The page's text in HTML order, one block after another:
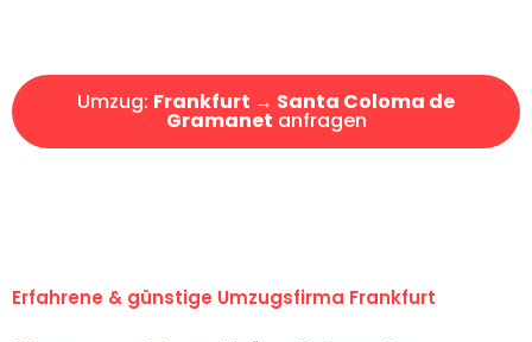
Umzug: Frankfurt → Santa Coloma de
Gramanet anfragen
Erfahrene & günstige Umzugsfirma Frankfurt